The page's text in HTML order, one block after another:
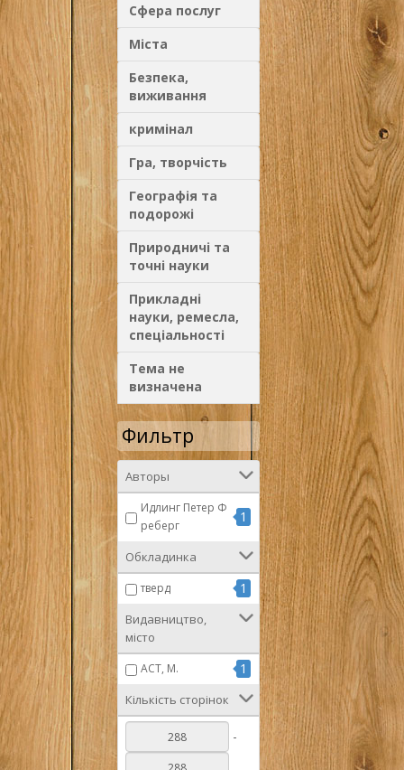
Сфера послуг
Міста
Безпека,
виживання
кримінал
Гра, творчість
Географія та
подорожі
Природничі та
точні науки
Прикладні
науки, ремесла,
спеціальності
Тема не
визначена
Фильтр
Авторы
Идлинг Петер Ф
реберг
1
Обкладинка
тверд 1
Видавництво,
місто
АСТ, М. 1
Кількість сторінок
-